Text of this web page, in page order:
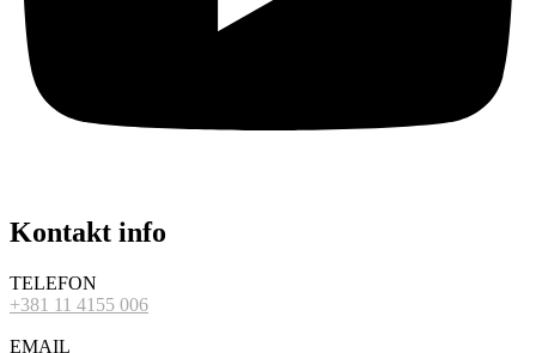
Kontakt info
TELEFON
+381 11 4155 006
EMAIL